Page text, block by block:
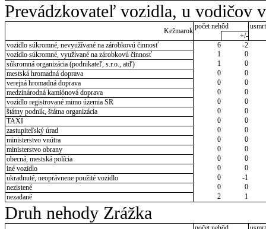
Prevádzkovateľ vozidla, u vodičov
Kežmarok
počet nehôd
+/-
vozidlo súkromné, nevyužívané na zárobkovú činnosť
6
-2
vozidlo súkromné, využívané na zárobkovú činnosť
1
0
súkromná organizácia (podnikateľ, s.r.o., atď)
1
0
mestská hromadná doprava
0
0
verejná hromadná doprava
0
0
medzinárodná kamiónová doprava
0
0
vozidlo registrované mimo územia SR
0
0
štátny podnik, štátna organizácia
0
0
TAXI
0
0
zastupiteľský úrad
0
0
ministerstvo vnútra
0
0
ministerstvo obrany
0
0
obecná, mestská polícia
0
0
iné vozidlo
0
0
ukradnuté, neoprávnene použité vozidlo
0
-1
nezistené
0
0
nezadané
2 1
Druh nehody Zrážka